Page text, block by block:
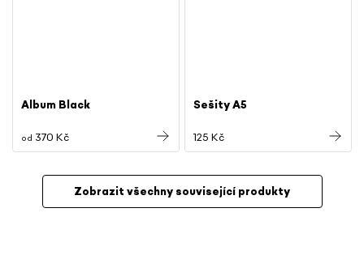
Album Black
od 370 Kč
Sešity A5
125 Kč
Zobrazit všechny související produkty